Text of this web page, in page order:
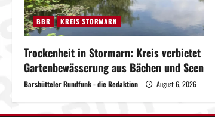
BBR KREIS STORMARN
Trockenheit in Stormarn: Kreis verbietet
Gartenbewässerung aus Bächen und Seen
Barsbütteler Rundfunk - die Redaktion August 6, 2026